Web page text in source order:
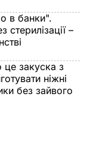
в банки".
–
це закуска з
ніжні
без зайвого